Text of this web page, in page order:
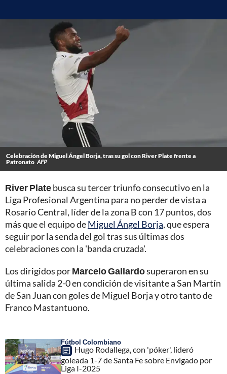
Celebración de Miguel Ángel Borja, tras su gol con River Plate frente a
Patronato AFP
River Platebusca su tercer triunfo consecutivo en la
Liga Profesional Argentina para no perder de vista a
Rosario Central, líder de la zona B con 17 puntos, dos
más que el equipo deMiguel Ángel Borja, que espera
seguir por la senda del gol tras sus últimas dos
celebraciones con la 'banda cruzada'.
Los dirigidos porMarcelo Gallardosuperaron en su
última salida 2-0 en condición de visitante a San Martín
de San Juan con goles de Miguel Borja y otro tanto de
Franco Mastantuono.
Fútbol Colombiano
Hugo Rodallega, con 'póker', lideró
goleada 1-7 de Santa Fe sobre Envigado por
Liga I-2025